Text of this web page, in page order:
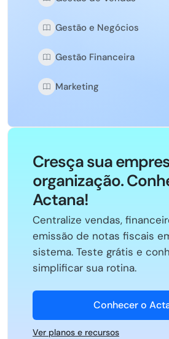
Gestão e Negócios
Gestão Financeira
Marketing
Cresça sua
organização.
Actana!
Centralize vendas,
emissão de notas fiscais
sistema. Teste grátis e
simplificar sua rotina.
Conhecer o
Ver planos e recursos